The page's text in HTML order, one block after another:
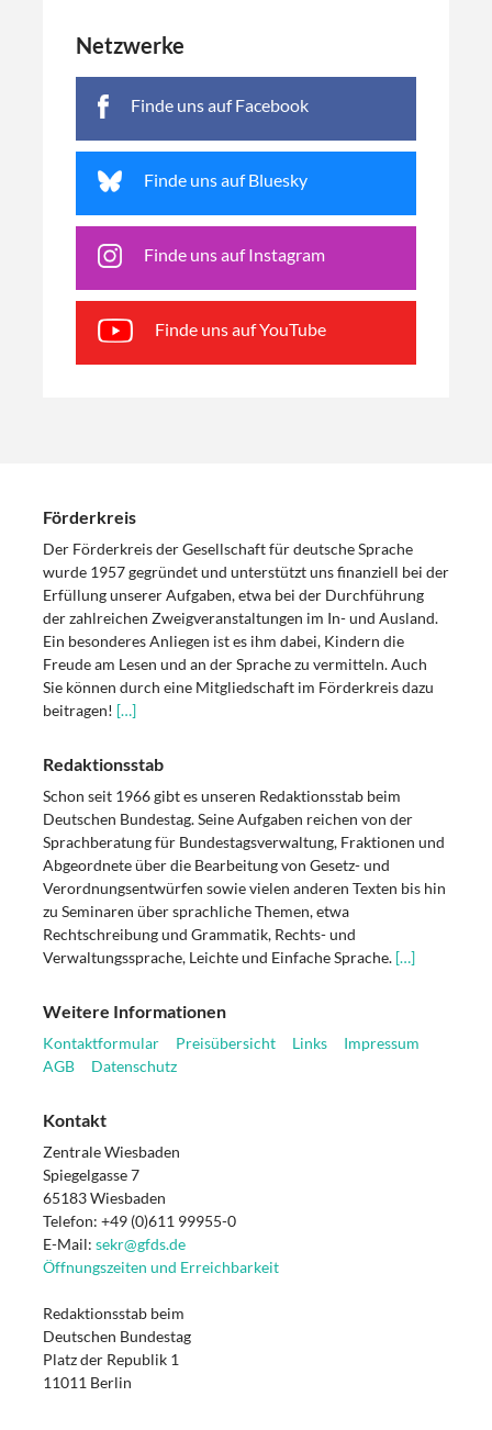
Netzwerke
Finde uns auf Facebook
Finde uns auf Bluesky
Finde uns auf Instagram
Finde uns auf YouTube
Förderkreis
Der Förderkreis der Gesellschaft für deutsche Sprache
wurde 1957 gegründet und unterstützt uns finanziell bei der
Erfüllung unserer Aufgaben, etwa bei der Durchführung
der zahlreichen Zweigveranstaltungen im In- und Ausland.
Ein besonderes Anliegen ist es ihm dabei, Kindern die
Freude am Lesen und an der Sprache zu vermitteln. Auch
Sie können durch eine Mitgliedschaft im Förderkreis dazu
beitragen! […]
Redaktionsstab
Schon seit 1966 gibt es unseren Redaktionsstab beim
Deutschen Bundestag. Seine Aufgaben reichen von der
Sprachberatung für Bundestagsverwaltung, Fraktionen und
Abgeordnete über die Bearbeitung von Gesetz- und
Verordnungsentwürfen sowie vielen anderen Texten bis hin
zu Seminaren über sprachliche Themen, etwa
Rechtschreibung und Grammatik, Rechts- und
Verwaltungssprache, Leichte und Einfache Sprache. […]
Weitere Informationen
Kontaktformular Preisübersicht Links
Impressum
AGB
Datenschutz
Kontakt
Zentrale Wiesbaden
Spiegelgasse 7
65183 Wiesbaden
Telefon: +49 (0)611 99955-0
E-Mail: sekr@gfds.de
Öffnungszeiten und Erreichbarkeit
Redaktionsstab beim
Deutschen Bundestag
Platz der Republik 1
11011 Berlin